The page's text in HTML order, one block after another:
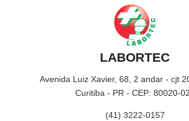
LABORTEC
Avenida Luiz Xavier, 68, 2 andar - cjt
Curitiba - PR - CEP: 80020-
(41) 3222-0157